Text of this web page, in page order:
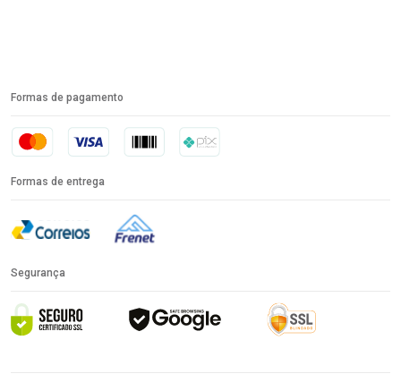
Formas de pagamento
Formas de entrega
Segurança